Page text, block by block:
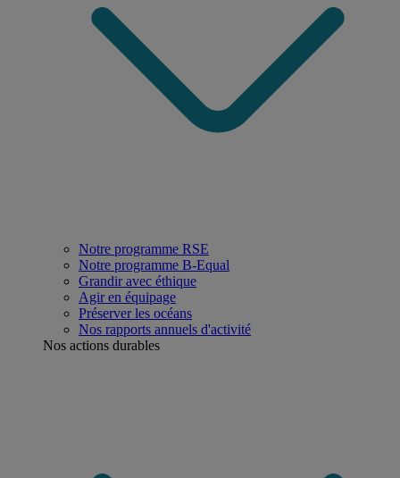
Notre programme RSE
Notre programme B-Equal
Grandir avec éthique
Agir en équipage
Préserver les océans
Nos rapports annuels d'activité
Nos actions durables